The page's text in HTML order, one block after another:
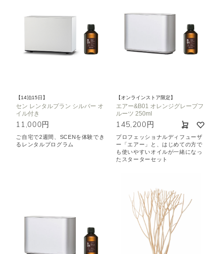
【14泊15日】
セン レンタルプラン シルバー オ
イル付き
11,000円
ご自宅で2週間、SCENを体験でき
るレンタルプログラム
【オンラインストア限定】
エアー&B01 オレンジグレープフ
ルーツ 250ml
145,200円
プロフェッショナルディフューザ
ー「エアー」と、はじめての方で
も使いやすいオイルが一緒になっ
たスターターセット